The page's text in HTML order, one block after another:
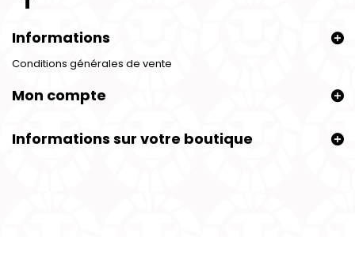
Informations
Conditions générales de vente
Mon compte
Informations sur votre boutique